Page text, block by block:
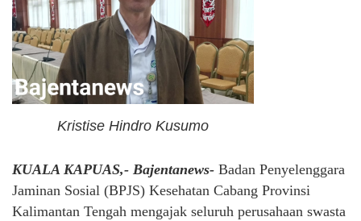
Kristise Hindro Kusumo
KUALA KAPUAS,- Bajentanews- Badan Penyelenggara
Jaminan Sosial (BPJS) Kesehatan Cabang Provinsi
Kalimantan Tengah mengajak seluruh perusahaan swasta